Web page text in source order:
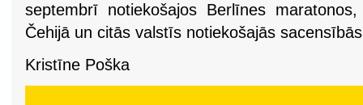
septembrī notiekošajos Berlīnes
Čehijā un citās valstīs notiekošajās
Kristīne Poška